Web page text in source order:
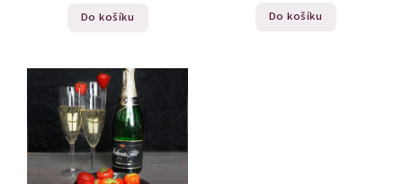
Do košíku Do košíku